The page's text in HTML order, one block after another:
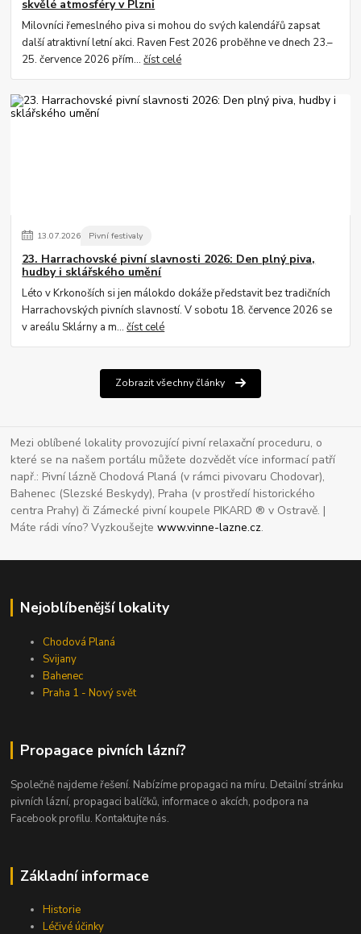
skvělé atmosféry v Plzni
Milovníci řemeslného piva si mohou do svých kalendářů zapsat
další atraktivní letní akci. Raven Fest 2026 proběhne ve dnech 23.–
25. července 2026 přím...číst celé
13.07.2026 Pivní festivaly
23. Harrachovské pivní slavnosti 2026: Den plný piva,
hudby i sklářského umění
Léto v Krkonoších si jen málokdo dokáže představit bez tradičních
Harrachovských pivních slavností. V sobotu 18. července 2026 se
v areálu Sklárny a m...číst celé
Zobrazit všechny články
Mezi oblíbené lokality provozující pivní relaxační proceduru, o
které se na našem portálu můžete dozvědět více informací patří
např.: Pivní lázně Chodová Planá (v rámci pivovaru Chodovar),
Bahenec (Slezské Beskydy), Praha (v prostředí historického
centra Prahy) či Zámecké pivní koupele PIKARD ® v Ostravě. |
Máte rádi víno? Vyzkoušejtewww.vinne-lazne.cz.
Nejoblíbenější lokality
Chodová Planá
Svijany
Bahenec
Praha 1 - Nový svět
Propagace pivních lázní?
Společně najdeme řešení. Nabízíme propagaci na míru. Detailní stránku
pivních lázní, propagaci balíčků, informace o akcích, podpora na
Facebook profilu. Kontaktujte nás.
Základní informace
Historie
Léčivé účinky